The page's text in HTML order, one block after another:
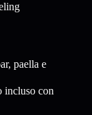
paella e
incluso con